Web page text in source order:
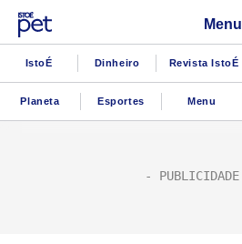
Menu
IstoÉ Dinheiro Revista IstoÉ
Planeta Esportes Menu